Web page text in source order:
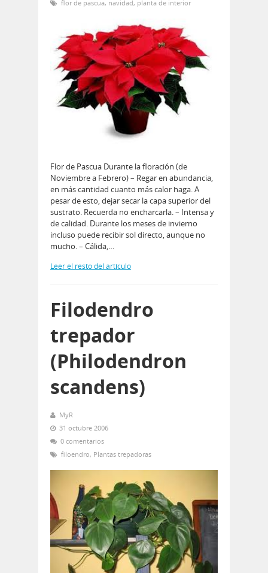
flor de pascua, navidad, planta de interior
Flor de Pascua Durante la floración (de
Noviembre a Febrero) – Regar en abundancia,
en más cantidad cuanto más calor haga. A
pesar de esto, dejar secar la capa superior del
sustrato. Recuerda no encharcarla. – Intensa y
de calidad. Durante los meses de invierno
incluso puede recibir sol directo, aunque no
mucho. – Cálida,…
Leer el resto del artículo
Filodendro
trepador
(Philodendron
scandens)
MyR
31 octubre 2006
0 comentarios
filoendro, Plantas trepadoras